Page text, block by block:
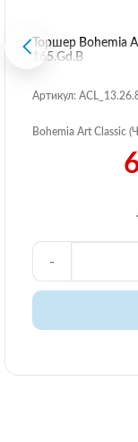
Торшер Bohemia
165.Gd.B
Артикул:
Bohemia Art Classic
-